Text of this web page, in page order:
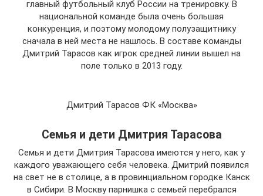
главный футбольный клуб России на тренировку. В
национальной команде была очень большая
конкуренция, и поэтому молодому полузащитнику
сначала в ней места не нашлось. В составе команды
Дмитрий Тарасов как игрок средней линии вышел на
поле только в 2013 году.
Дмитрий Тарасов ФК «Москва»
Семья и дети Дмитрия Тарасова
Семья и дети Дмитрия Тарасова имеются у него, как у
каждого уважающего себя человека. Дмитрий появился
на свет не в столице, а в провинциальном городке Канск
в Сибири. В Москву парнишка с семьей перебрался